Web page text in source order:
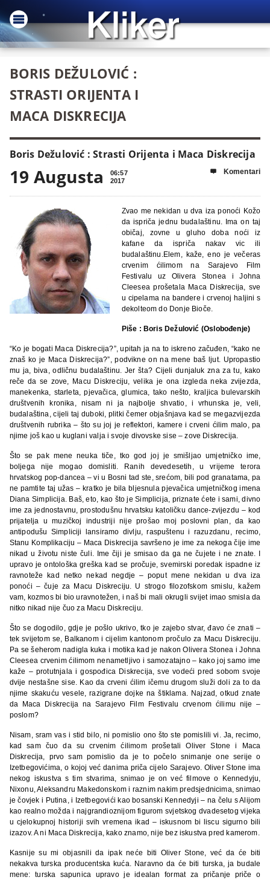
BORIS DEŽULOVIĆ :
STRASTI ORIJENTA I
MACA DISKRECIJA
Boris Dežulović : Strasti Orijenta i Maca Diskrecija
19 Augusta
06:57
2017
 Komentari
Zvao me nekidan u dva iza ponoći Kožo
da ispriča jednu budalaštinu. Ima on taj
običaj, zovne u gluho doba noći iz
kafane da ispriča nakav vic ili
budalaštinu.Elem, kaže, eno je večeras
crvenim ćilimom na Sarajevo Film
Festivalu uz Olivera Stonea i Johna
Cleesea prošetala Maca Diskrecija, sve
u cipelama na bandere i crvenoj haljini s
dekolteom do Donje Bioče.
Piše : Boris Dežulović (Oslobođenje)
“Ko je bogati Maca Diskrecija?”, upitah ja na to iskreno začuđen, “kako ne
znaš ko je Maca Diskrecija?”, podvikne on na mene baš ljut. Upropastio
mu ja, biva, odličnu budalaštinu. Jer šta? Cijeli dunjaluk zna za tu, kako
reče da se zove, Macu Diskreciju, velika je ona izgleda neka zvijezda,
manekenka, starleta, pjevačica, glumica, tako nešto, kraljica bulevarskih
društvenih kronika, nisam ni ja najbolje shvatio, i vrhunska je, veli,
budalaština, cijeli taj duboki, plitki čemer objašnjava kad se megazvijezda
društvenih rubrika – što su joj je reflektori, kamere i crveni ćilim malo, pa
njime još kao u kuglani valja i svoje divovske sise – zove Diskrecija.
Što se pak mene neuka tiče, tko god joj je smišljao umjetničko ime,
boljega nije mogao domisliti. Ranih devedesetih, u vrijeme terora
hrvatskog pop-dancea – vi u Bosni tad ste, srećom, bili pod granatama, pa
ne pamtite taj užas – kratko je bila bljesnula pjevačica umjetničkog imena
Diana Simplicija. Baš, eto, kao što je Simplicija, priznate ćete i sami, divno
ime za jednostavnu, prostodušnu hrvatsku katoličku dance-zvijezdu – kod
prijatelja u muzičkoj industriji nije prošao moj poslovni plan, da kao
antipodušu Simpliciji lansiramo divlju, raspuštenu i razuzdanu, recimo,
Stanu Komplikaciju – Maca Diskrecija savršeno je ime za nekoga čije ime
nikad u životu niste čuli. Ime čiji je smisao da ga ne čujete i ne znate. I
upravo je ontološka greška kad se pročuje, svemirski poredak ispadne iz
ravnoteže kad netko nekad negdje – poput mene nekidan u dva iza
ponoći – čuje za Macu Diskreciju. U strogo filozofskom smislu, kažem
vam, kozmos bi bio uravnotežen, i naš bi mali okrugli svijet imao smisla da
nitko nikad nije čuo za Macu Diskreciju.
Što se dogodilo, gdje je pošlo ukrivo, tko je zajebo stvar, đavo će znati –
tek svijetom se, Balkanom i cijelim kantonom pročulo za Macu Diskreciju.
Pa se šeherom nadigla kuka i motika kad je nakon Olivera Stonea i Johna
Cleesea crvenim ćilimom nenametljivo i samozatajno – kako joj samo ime
kaže – protutnjala i gospođica Diskrecija, sve vodeći pred sobom svoje
dvije nestašne sise. Kao da crveni ćilim ičemu drugom služi doli za to da
njime skakuću vesele, razigrane dojke na štiklama. Najzad, otkud znate
da Maca Diskrecija na Sarajevo Film Festivalu crvenom ćilimu nije –
poslom?
Nisam, sram vas i stid bilo, ni pomislio ono što ste pomislili vi. Ja, recimo,
kad sam čuo da su crvenim ćilimom prošetali Oliver Stone i Maca
Diskrecija, prvo sam pomislio da je to počelo snimanje one serije o
Izetbegovićima, o kojoj već danima priča cijelo Sarajevo. Oliver Stone ima
nekog iskustva s tim stvarima, snimao je on već filmove o Kennedyju,
Nixonu, Aleksandru Makedonskom i raznim nakim predsjednicima, snimao
je čovjek i Putina, i Izetbegovići kao bosanski Kennedyji – na čelu s Alijom
kao realno možda i najgrandioznijom figurom svjetskog dvadesetog vijeka
u cjelokupnoj historiji svih vremena ikad – iskusnom bi liscu sigurno bili
izazov. A ni Maca Diskrecija, kako znamo, nije bez iskustva pred kamerom.
Kasnije su mi objasnili da ipak neće biti Oliver Stone, već da će biti
nekakva turska producentska kuća. Naravno da će biti turska, ja budale
mene: turska sapunica upravo je idealan format za pričanje priče o